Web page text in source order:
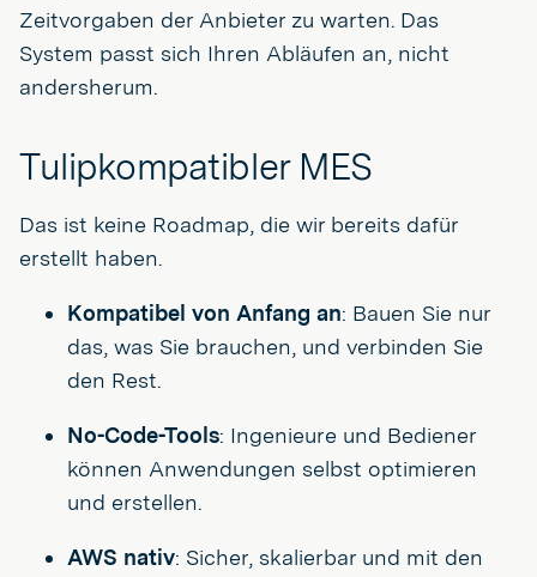
Zeitvorgaben der Anbieter zu warten. Das
System passt sich Ihren Abläufen an, nicht
andersherum.
Tulipkompatibler MES
Das ist keine Roadmap, die wir bereits dafür
erstellt haben.
Kompatibel von Anfang an: Bauen Sie nur
das, was Sie brauchen, und verbinden Sie
den Rest.
No-Code-Tools: Ingenieure und Bediener
können Anwendungen selbst optimieren
und erstellen.
AWS nativ: Sicher, skalierbar und mit den